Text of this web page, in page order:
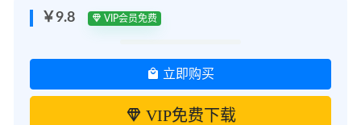
￥9.8 VIP会员免费
立即购买
VIP免费下载